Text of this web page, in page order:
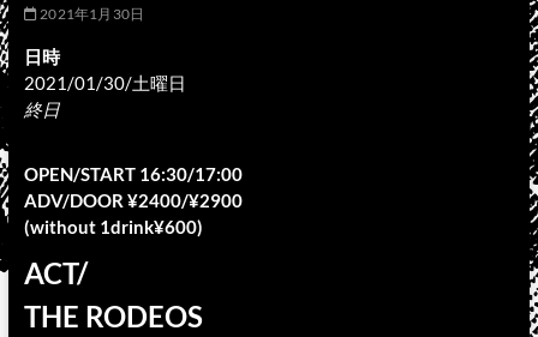
2021年1月30日
日時
2021/01/30/土曜日
終日
OPEN/START 16:30/17:00
ADV/DOOR ¥2400/¥2900
(without 1drink¥600)
ACT/
THE RODEOS